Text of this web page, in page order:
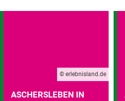
© erlebnisland.de
ASCHERSLEBEN IN